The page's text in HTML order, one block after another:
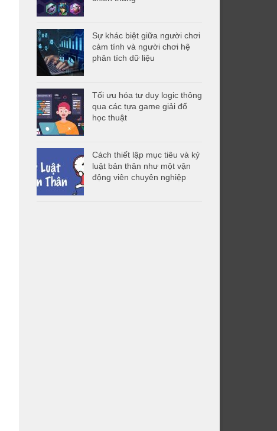
Sự khác biệt giữa người chơi
cảm tính và người chơi hệ
phân tích dữ liệu
Tối ưu hóa tư duy logic thông
qua các tựa game giải đố
học thuật
Cách thiết lập mục tiêu và kỷ
luật bản thân như một vận
động viên chuyên nghiệp